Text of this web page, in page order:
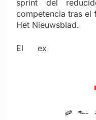
sprint del
competencia tras el
Het Nieuwsblad.
El ex